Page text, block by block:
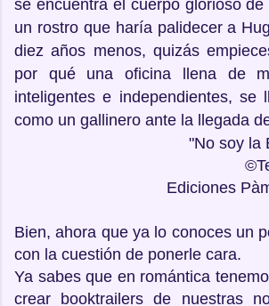
se encuentra el cuerpo glorioso
un rostro que haría palidecer a
diez años menos, quizás
por qué una oficina llena de
inteligentes e independientes, se
como un gallinero ante la llegada
"No soy la
Ediciones
Bien, ahora que ya lo conoces un
con la cuestión de ponerle cara.
Ya sabes que en romántica
crear booktrailers de nuestras